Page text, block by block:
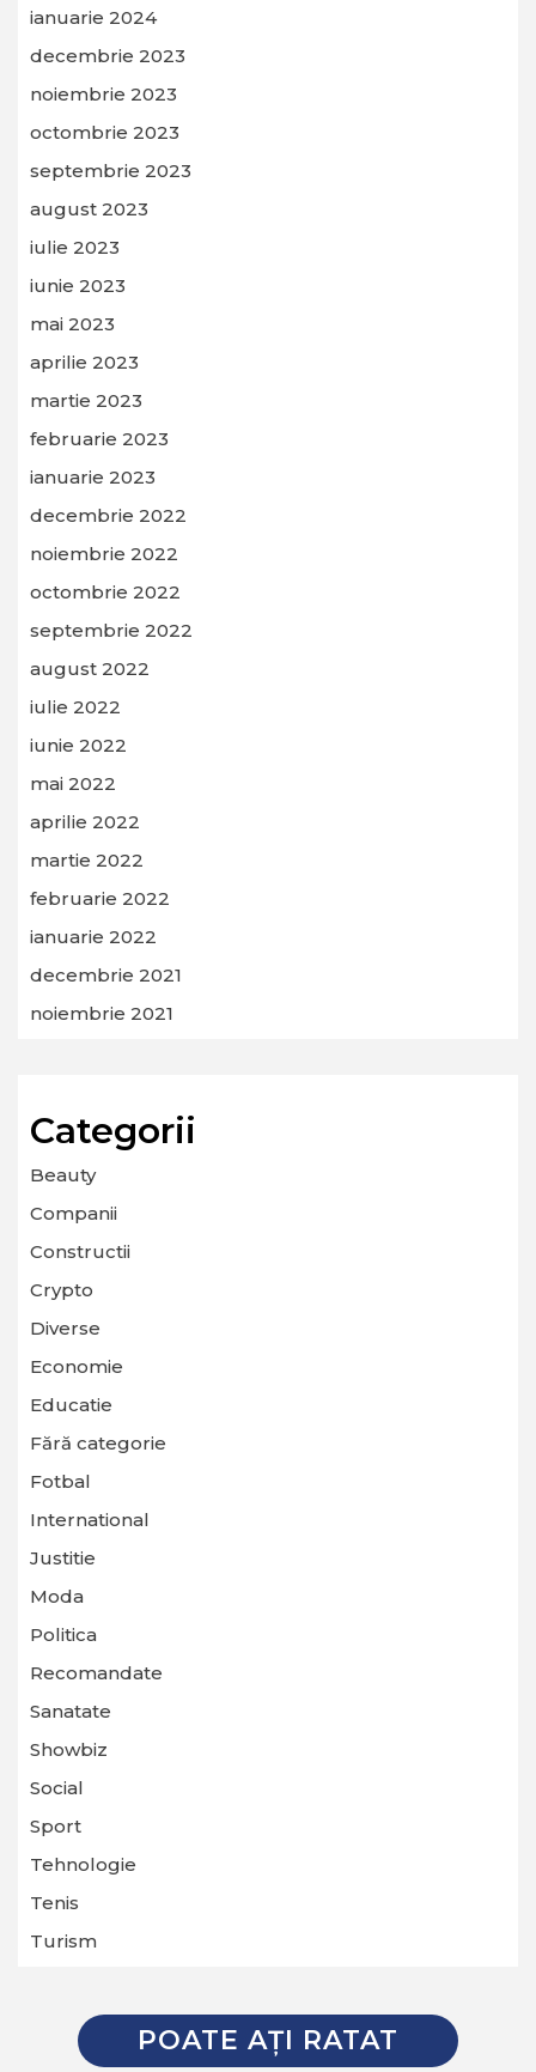
ianuarie 2024
decembrie 2023
noiembrie 2023
octombrie 2023
septembrie 2023
august 2023
iulie 2023
iunie 2023
mai 2023
aprilie 2023
martie 2023
februarie 2023
ianuarie 2023
decembrie 2022
noiembrie 2022
octombrie 2022
septembrie 2022
august 2022
iulie 2022
iunie 2022
mai 2022
aprilie 2022
martie 2022
februarie 2022
ianuarie 2022
decembrie 2021
noiembrie 2021
Categorii
Beauty
Companii
Constructii
Crypto
Diverse
Economie
Educatie
Fără categorie
Fotbal
International
Justitie
Moda
Politica
Recomandate
Sanatate
Showbiz
Social
Sport
Tehnologie
Tenis
Turism
POATE AŢI RATAT